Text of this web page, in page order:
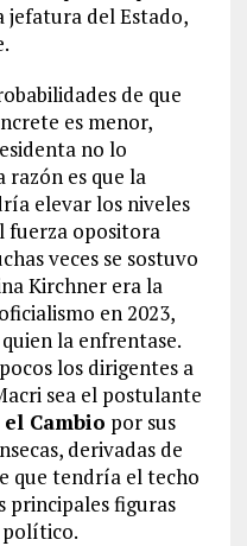
jefatura del Estado,
de que
es menor,
no lo
razón es que la
elevar los niveles
fuerza opositora
veces se sostuvo
Kirchner era la
en 2023,
quien la enfrentase.
los dirigentes a
sea el postulante
Cambio por sus
derivadas de
que tendría el techo
principales figuras
político.